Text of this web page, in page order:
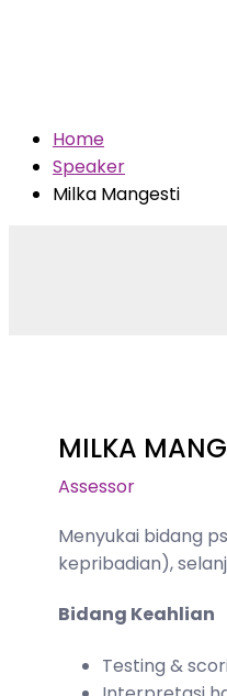
Home
Speaker
Milka Mangesti
MILKA
Assessor
Menyukai bidang
kepribadian),
Bidang Keahlian
Testing &